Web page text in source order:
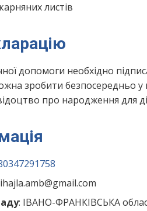
листів
допомоги необхідно
зробити безпосередньо
про народження для
: ІВАНО-ФРАНКІВСЬКА